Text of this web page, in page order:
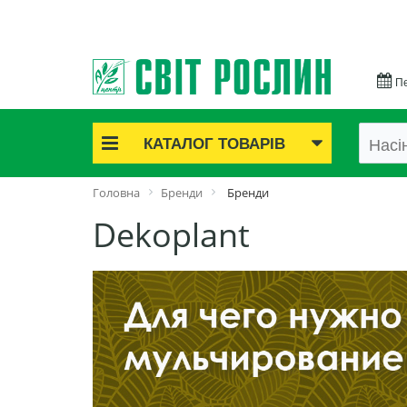
КАТАЛОГ ТОВАРІВ
Акційні товари
Цибулинні квіти
Cаджанці троянд
Саджанці плодово-ягідні
Цибуля та часник
Насіннєва картопля
Насіння і розсада
Саджанці декоративні
Засоби захисту рослин
Добрива
Головна Бренди Бренди
Dekoplant